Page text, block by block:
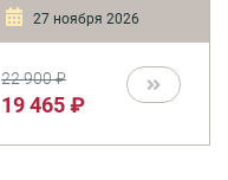
27 ноября 2026
22 900 ₽
19 465 ₽